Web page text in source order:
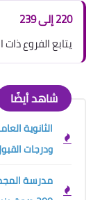
220 إلى 239
يتابع الفروع
شاهد أيضًا
ودرجات